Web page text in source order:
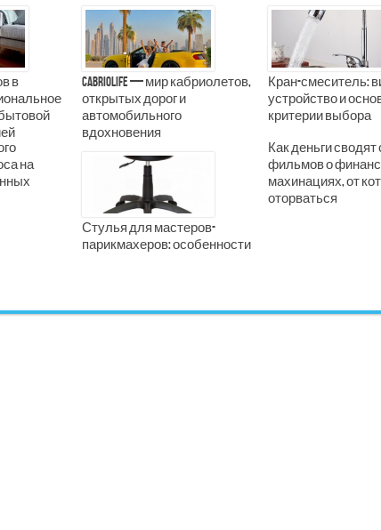
в
CabrioLife — мир кабриолетов,
открытых дорог и
автомобильного
вдохновения
Кран-смеситель:
устройство и
критерии выбора
на
Стулья для мастеров-
парикмахеров: особенности
Как деньги сводят
фильмов о
махинациях, от
оторваться